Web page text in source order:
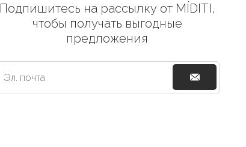
Подпишитесь на рассылку от MÍDITI,
чтобы получать выгодные
предложения